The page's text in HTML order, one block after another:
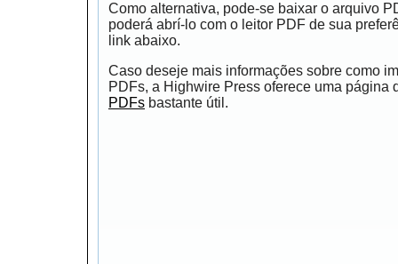
Como alternativa, pode-se baixar o arquivo
poderá abrí-lo com o leitor PDF de sua
link abaixo.
Caso deseje mais informações sobre como
PDFs, a Highwire Press oferece uma página
PDFs bastante útil.